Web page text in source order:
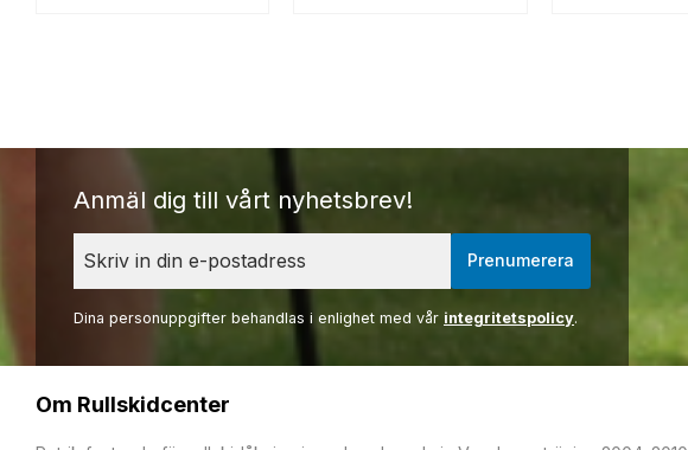
Anmäl dig till vårt nyhetsbrev!
Prenumerera
Dina personuppgifter behandlas i enlighet med vår integritetspolicy.
Om Rullskidcenter